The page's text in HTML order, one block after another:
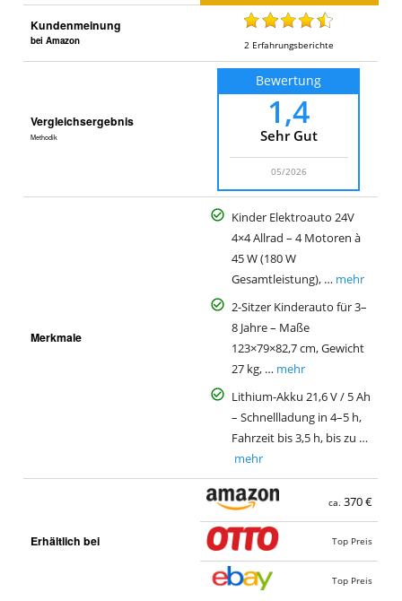
Kundenmeinung
bei Amazon 2 Erfahrungsberichte
Vergleichsergebnis
Methodik
Bewertung
1,4
Sehr Gut
05/2026
Merkmale
Kinder Elektroauto 24V
4×4 Allrad – 4 Motoren à
45 W (180 W
Gesamtleistung), … mehr
2-Sitzer Kinderauto für 3–
8 Jahre – Maße
123×79×82,7 cm, Gewicht
27 kg, … mehr
Lithium-Akku 21,6 V / 5 Ah
– Schnellladung in 4–5 h,
Fahrzeit bis 3,5 h, bis zu …
mehr
Erhältlich bei
ca. 370 €
Top Preis
Top Preis